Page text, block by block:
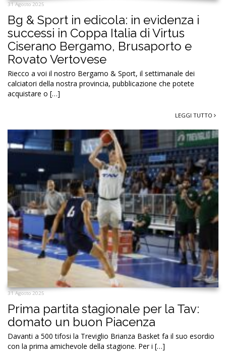
31 Agosto 2025
Bg & Sport in edicola: in evidenza i
successi in Coppa Italia di Virtus
Ciserano Bergamo, Brusaporto e
Rovato Vertovese
Riecco a voi il nostro Bergamo & Sport, il settimanale dei
calciatori della nostra provincia, pubblicazione che potete
acquistare o […]
LEGGI TUTTO
31 Agosto 2025
Prima partita stagionale per la Tav:
domato un buon Piacenza
Davanti a 500 tifosi la Treviglio Brianza Basket fa il suo esordio
con la prima amichevole della stagione. Per i […]